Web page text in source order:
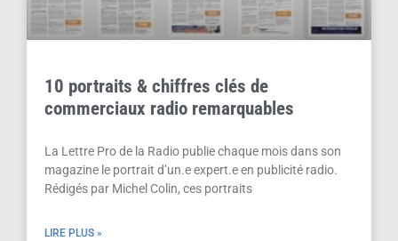
10 portraits & chiffres clés de
commerciaux radio remarquables
La Lettre Pro de la Radio publie chaque mois dans son
magazine le portrait d’un.e expert.e en publicité radio.
Rédigés par Michel Colin, ces portraits
LIRE PLUS »